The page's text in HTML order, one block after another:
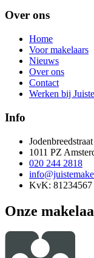
Over ons
Home
Voor makelaars
Nieuws
Over ons
Contact
Werken bij
Info
1011 PZ
020 244 2818
KvK: 81234567
Onze